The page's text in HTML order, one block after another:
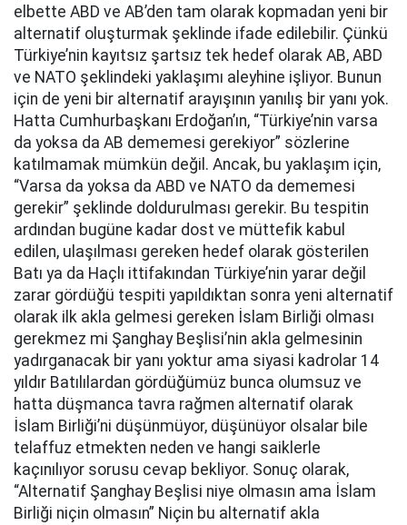
elbette ABD ve AB’den tam olarak kopmadan yeni bir
alternatif oluşturmak şeklinde ifade edilebilir. Çünkü
Türkiye’nin kayıtsız şartsız tek hedef olarak AB, ABD
ve NATO şeklindeki yaklaşımı aleyhine işliyor. Bunun
için de yeni bir alternatif arayışının yanılış bir yanı yok.
Hatta Cumhurbaşkanı Erdoğan’ın, “Türkiye’nin varsa
da yoksa da AB dememesi gerekiyor” sözlerine
katılmamak mümkün değil. Ancak, bu yaklaşım için,
“Varsa da yoksa da ABD ve NATO da dememesi
gerekir” şeklinde doldurulması gerekir. Bu tespitin
ardından bugüne kadar dost ve müttefik kabul
edilen, ulaşılması gereken hedef olarak gösterilen
Batı ya da Haçlı ittifakından Türkiye’nin yarar değil
zarar gördüğü tespiti yapıldıktan sonra yeni alternatif
olarak ilk akla gelmesi gereken İslam Birliği olması
gerekmez mi Şanghay Beşlisi’nin akla gelmesinin
yadırganacak bir yanı yoktur ama siyasi kadrolar 14
yıldır Batılılardan gördüğümüz bunca olumsuz ve
hatta düşmanca tavra rağmen alternatif olarak
İslam Birliği’ni düşünmüyor, düşünüyor olsalar bile
telaffuz etmekten neden ve hangi saiklerle
kaçınılıyor sorusu cevap bekliyor. Sonuç olarak,
“Alternatif Şanghay Beşlisi niye olmasın ama İslam
Birliği niçin olmasın” Niçin bu alternatif akla